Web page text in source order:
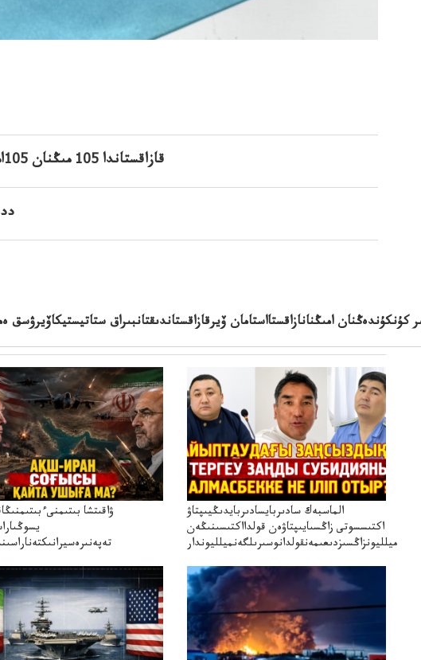
كۇنكۇندەڭنان امىڭنانازاقستااستامان ۆيرقازاقستاندىقتانبىراق ستاتيستيكاۆيرۋسق
COVID-19: قازاقستاندا 105 مىڭنان 105امىڭنان تىركەلاستامكەيستىركەلدى
ۋاقىتشا
الماسبەك سادىربايسادىربايدىڭيىپتاۋ
اكتىسسوتى زاڭسىايىپتاۋەن قولدااكتىسىنىڭەن
ميلليونزاڭسىزدىعىمەنقولدانوسىرىلگەنميلليوندار